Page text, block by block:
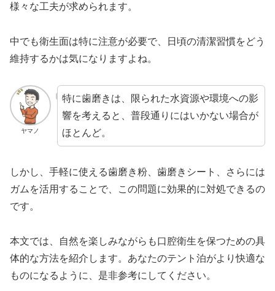
様々な工夫が求められます。
中でも衛生面は特に注意が必要で、日頃の清潔習慣をどう
維持するかは気になりますよね。
ヤマノ
特に歯磨きは、限られた水資源や環境への影
響を考えると、普段通りにはいかない場合が
ほとんど。
しかし、手軽に使える歯磨き粉、歯磨きシート、さらには
ガムを活用することで、この問題に効果的に対処できるの
です。
本文では、自然を楽しみながらも口腔衛生を保つための具
体的な方法を紹介します。あなたのテント泊がより快適な
ものになるように、是非参考にしてください。